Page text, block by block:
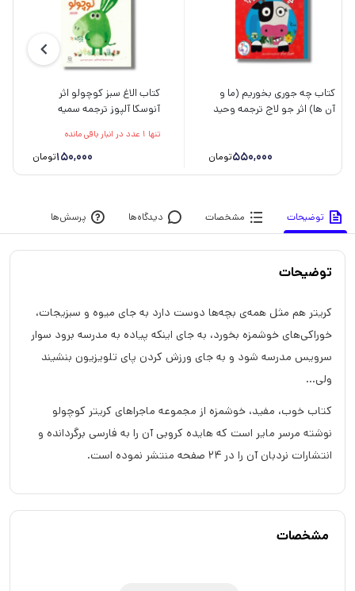
کتاب چه جوری بخوریم (ما و
آن ها) اثر جو لاج ترجمه وحید
550,000تومان
کتاب الاغ سبز کوچولو اثر
آنوسکا آلپوز ترجمه سمیه
تنها 1 عدد در انبار باقی مانده
150,000تومان
توضیحات مشخصات دیدگاه‌ها پرسش‌ها
توضیحات
کریتر هم مثل همه‌ی بچه‌ها دوست دارد به جای میوه و سبزیجات،
خوراکی‌های خوشمزه بخورد، به جای اینکه پیاده به مدرسه برود سوار
سرویس مدرسه شود و به جای ورزش کردن پای تلویزیون بنشیند
ولی...
کتاب خوب، مفید، خوشمزه از مجموعه ماجراهای کریتر کوچولو
نوشته مرسر مایر است که هایده کروبی آن را به فارسی برگردانده و
انتشارات نردبان آن را در 24 صفحه منتشر نموده است.
مشخصات